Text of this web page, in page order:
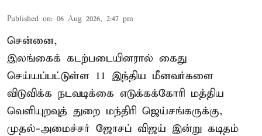
Published on: 06 Aug 2026, 2:47 pm
சென்னை,
இலங்கைக் கடற்படையினரால் கைது
செய்யப்பட்டுள்ள 11 இந்திய மீனவர்களை
விடுவிக்க நடவடிக்கை எடுக்கக்கோரி மத்திய
வெளியுறவுத் துறை மந்திரி ஜெய்சங்கருக்கு,
முதல்-அமைச்சர் ஜோசப் விஜய் இன்று கடிதம்